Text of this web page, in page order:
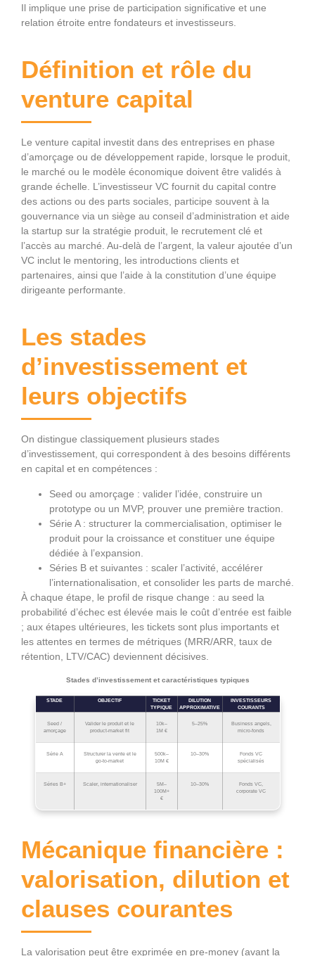
Il implique une prise de participation significative et une
relation étroite entre fondateurs et investisseurs.
Définition et rôle du
venture capital
Le venture capital investit dans des entreprises en phase
d’amorçage ou de développement rapide, lorsque le produit,
le marché ou le modèle économique doivent être validés à
grande échelle. L’investisseur VC fournit du capital contre
des actions ou des parts sociales, participe souvent à la
gouvernance via un siège au conseil d’administration et aide
la startup sur la stratégie produit, le recrutement clé et
l’accès au marché. Au‑delà de l’argent, la valeur ajoutée d’un
VC inclut le mentoring, les introductions clients et
partenaires, ainsi que l’aide à la constitution d’une équipe
dirigeante performante.
Les stades
d’investissement et
leurs objectifs
On distingue classiquement plusieurs stades
d’investissement, qui correspondent à des besoins différents
en capital et en compétences :
Seed ou amorçage : valider l’idée, construire un
prototype ou un MVP, prouver une première traction.
Série A : structurer la commercialisation, optimiser le
produit pour la croissance et constituer une équipe
dédiée à l’expansion.
Séries B et suivantes : scaler l’activité, accélérer
l’internationalisation, et consolider les parts de marché.
À chaque étape, le profil de risque change : au seed la
probabilité d’échec est élevée mais le coût d’entrée est faible
; aux étapes ultérieures, les tickets sont plus importants et
les attentes en termes de métriques (MRR/ARR, taux de
rétention, LTV/CAC) deviennent décisives.
Stades d’investissement et caractéristiques typiques
STADE OBJECTIF
TICKET
TYPIQUE
DILUTION
APPROXIMATIVE
INVESTISSEURS
COURANTS
Seed /
amorçage
Valider le produit et le
product‑market fit
10k–
1M €
5–25%
Business angels,
micro‑fonds
Série A
Structurer la vente et le
go‑to‑market
500k–
10M €
10–30%
Fonds VC
spécialisés
Séries B+ Scaler, internationaliser
5M–
100M+
€
10–30%
Fonds VC,
corporate VC
Mécanique financière :
valorisation, dilution et
clauses courantes
La valorisation peut être exprimée en pre‑money (avant la